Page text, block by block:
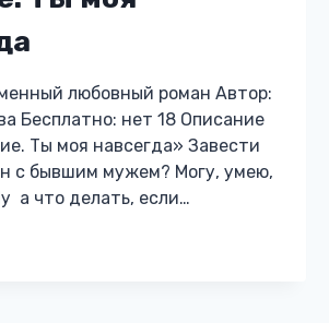
любовный роман Автор:
Бесплатно: нет 18 Описание
Ты моя навсегда» Завести
с бывшим мужем? Могу, умею,
а что делать, если…